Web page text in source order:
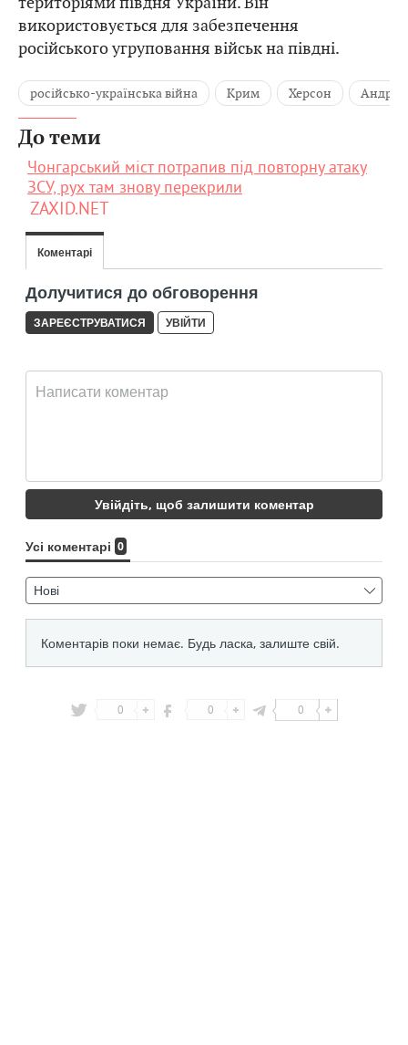
використовується для забезпечення
російського угруповання військ на півдні.
російсько-українська війна Крим Херсон Андрій
До теми
Чонгарський міст потрапив під повторну атаку
ЗСУ, рух там знову перекрили
ZAXID.NET
0 0 0